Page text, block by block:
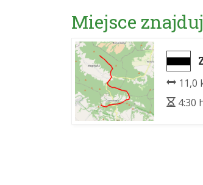
Miejsce
11,0
4:30